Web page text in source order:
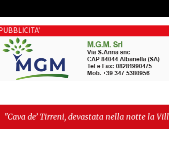
nella notte la Villa comunale. Il
e pressioni economiche"